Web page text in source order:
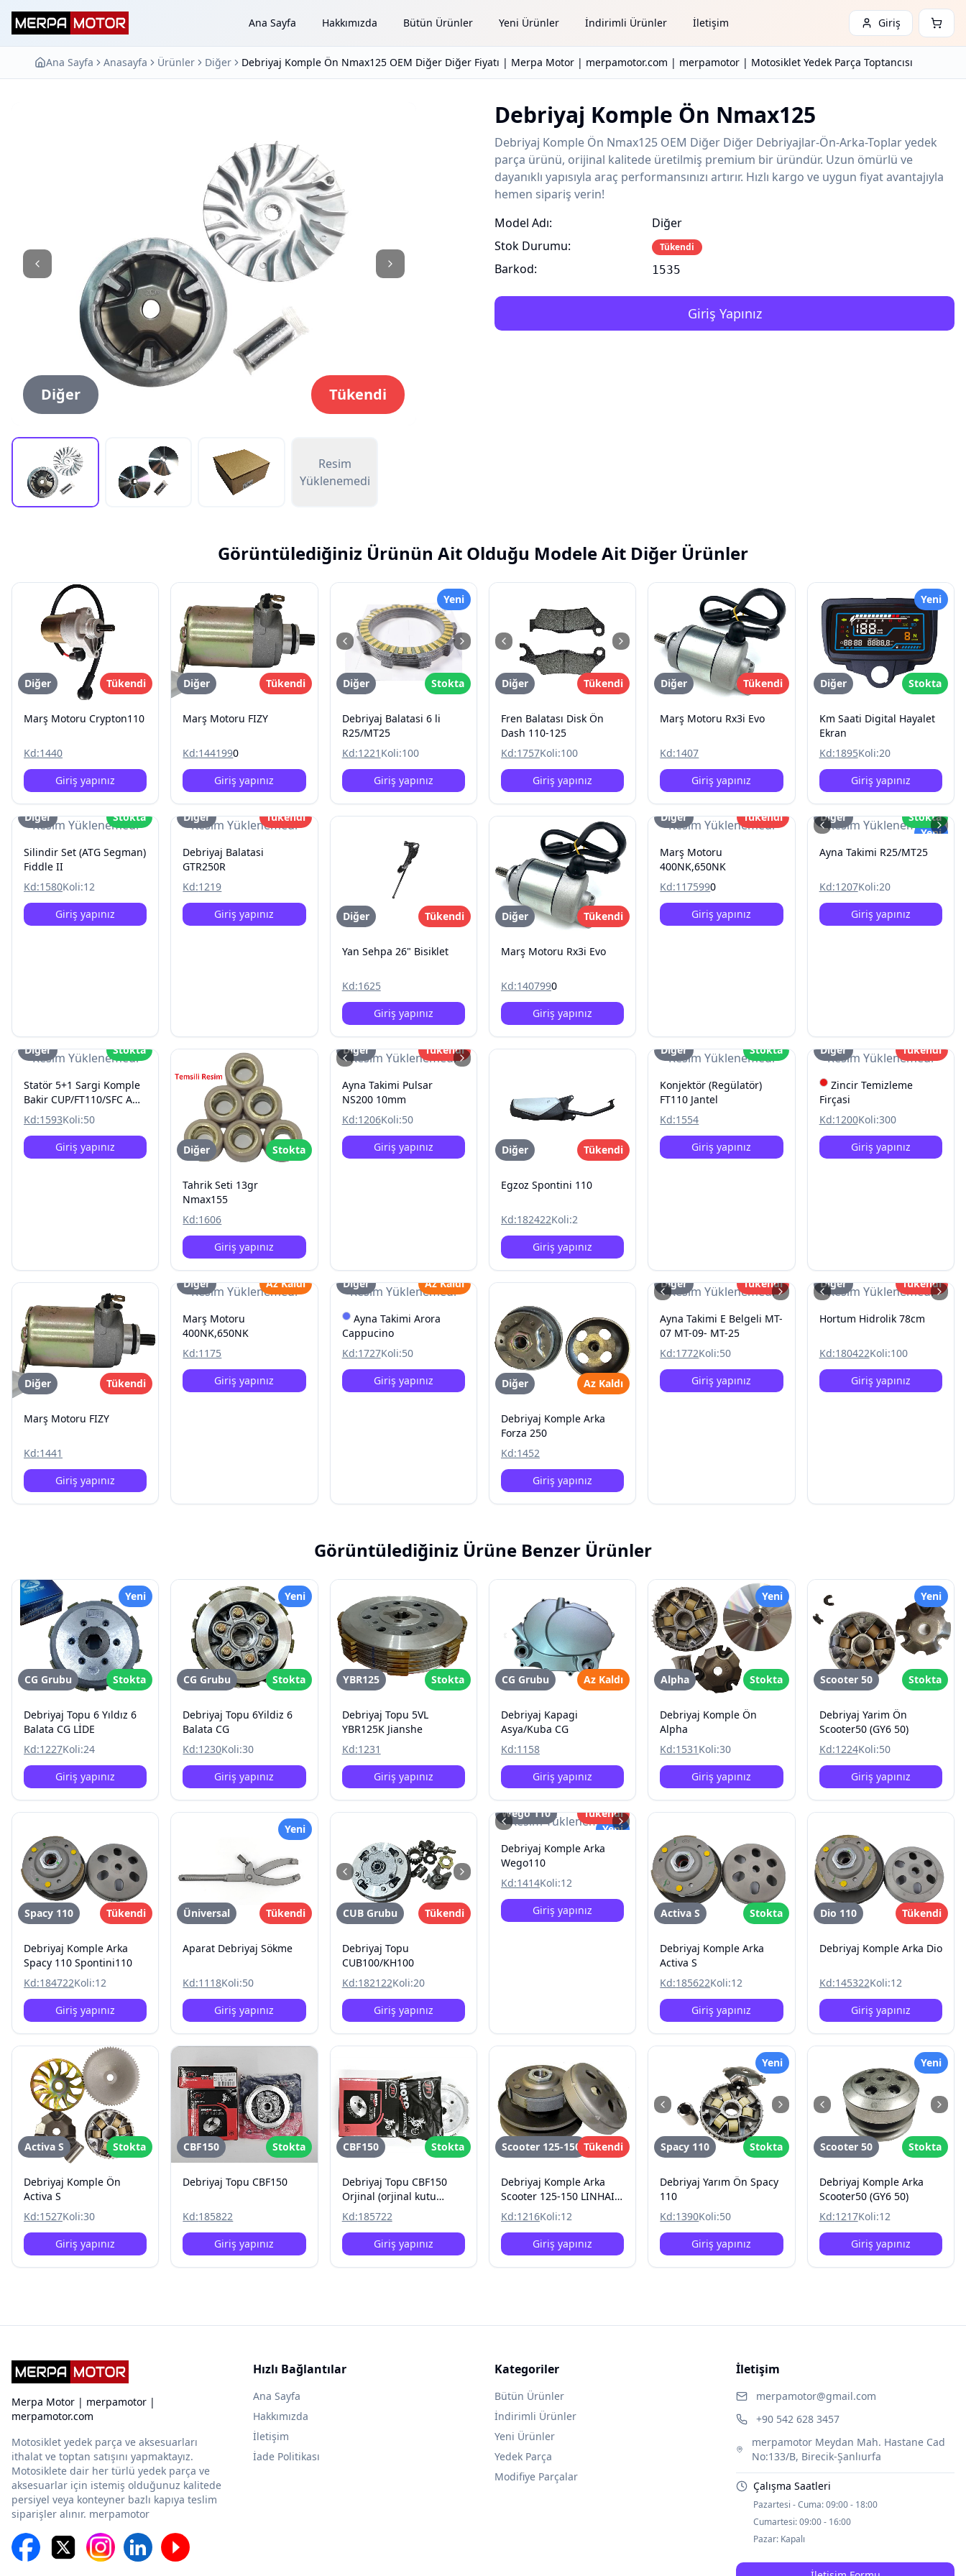
Ana Sayfa Hakkımızda Bütün Ürünler Yeni Ürünler İndirimli Ürünler İletişim Giriş
Ana Sayfa Anasayfa Ürünler Diğer Debriyaj Komple Ön Nmax125 OEM Diğer Diğer Fiyatı | Merpa Motor | merpamotor.com | merpamotor | Motosiklet Yedek Parça Toptancısı
Diğer Tükendi
Resim
Yüklenemedi
Debriyaj Komple Ön Nmax125
Debriyaj Komple Ön Nmax125 OEM Diğer Diğer Debriyajlar-Ön-Arka-Toplar yedek
parça ürünü, orijinal kalitede üretilmiş premium bir üründür. Uzun ömürlü ve
dayanıklı yapısıyla araç performansınızı artırır. Hızlı kargo ve uygun fiyat avantajıyla
hemen sipariş verin!
Model Adı:
Stok Durumu:
Barkod:
Diğer
Tükendi
1535
Giriş Yapınız
Görüntülediğiniz Ürünün Ait Olduğu Modele Ait Diğer Ürünler
Diğer Tükendi
Marş Motoru Crypton110
Kd:1440
Giriş yapınız
Diğer Tükendi
Marş Motoru FIZY
Kd:1441990
Giriş yapınız
Yeni
Diğer Stokta
Debriyaj Balatasi 6 li
R25/MT25
Kd:1221 Koli:100
Giriş yapınız
Diğer Tükendi
Fren Balatası Disk Ön
Dash 110-125
Kd:1757Koli:100
Giriş yapınız
Diğer Tükendi
Marş Motoru Rx3i Evo
Kd:1407
Giriş yapınız
Yeni
Diğer Stokta
Km Saati Digital Hayalet
Ekran
Kd:1895Koli:20
Giriş yapınız
Resim Yüklenemedi
Diğer Stokta
Silindir Set (ATG Segman)
Fiddle II
Kd:1580Koli:12
Giriş yapınız
Resim Yüklenemedi
Diğer Tükendi
Debriyaj Balatasi
GTR250R
Kd:1219
Giriş yapınız
Diğer Tükendi
Yan Sehpa 26" Bisiklet
Kd:1625
Giriş yapınız
Diğer Tükendi
Marş Motoru Rx3i Evo
Kd:1407990
Giriş yapınız
Resim Yüklenemedi
Diğer Tükendi
Marş Motoru
400NK,650NK
Kd:1175990
Giriş yapınız
Resim Yüklenemedi
Yeni
Diğer Stokta
Ayna Takimi R25/MT25
Kd:1207Koli:20
Giriş yapınız
Resim Yüklenemedi
Diğer Stokta
Statör 5+1 Sargi Komple
Bakir CUP/FT110/SFC A
Kalite
Kd:1593Koli:50
Giriş yapınız
Diğer Stokta
Tahrik Seti 13gr
Nmax155
Kd:1606
Giriş yapınız
Resim Yüklenemedi
Diğer Tükendi
Ayna Takimi Pulsar
NS200 10mm
Kd:1206Koli:50
Giriş yapınız
Diğer Tükendi
Egzoz Spontini 110
Kd:182422Koli:2
Giriş yapınız
Resim Yüklenemedi
Diğer Stokta
Konjektör (Regülatör)
FT110 Jantel
Kd:1554
Giriş yapınız
Resim Yüklenemedi
Diğer Tükendi
Zincir Temizleme
Firçasi
Kd:1200Koli:300
Giriş yapınız
Diğer Tükendi
Marş Motoru FIZY
Kd:1441
Giriş yapınız
Resim Yüklenemedi
Diğer Az Kaldı
Marş Motoru
400NK,650NK
Kd:1175
Giriş yapınız
Resim Yüklenemedi
Diğer Az Kaldı
Ayna Takimi Arora
Cappucino
Kd:1727Koli:50
Giriş yapınız
Diğer Az Kaldı
Debriyaj Komple Arka
Forza 250
Kd:1452
Giriş yapınız
Resim Yüklenemedi
Diğer Tükendi
Ayna Takimi E Belgeli MT-
07 MT-09- MT-25
Kd:1772Koli:50
Giriş yapınız
Resim Yüklenemedi
Diğer Tükendi
Hortum Hidrolik 78cm
Kd:180422Koli:100
Giriş yapınız
Görüntülediğiniz Ürüne Benzer Ürünler
Yeni
CG Grubu Stokta
Debriyaj Topu 6 Yıldız 6
Balata CG LİDE
Kd:1227Koli:24
Giriş yapınız
Yeni
CG Grubu Stokta
Debriyaj Topu 6Yildiz 6
Balata CG
Kd:1230Koli:30
Giriş yapınız
YBR125 Stokta
Debriyaj Topu 5VL
YBR125K Jianshe
Kd:1231
Giriş yapınız
CG Grubu Az Kaldı
Debriyaj Kapagi
Asya/Kuba CG
Kd:1158
Giriş yapınız
Yeni
Alpha Stokta
Debriyaj Komple Ön
Alpha
Kd:1531 Koli:30
Giriş yapınız
Yeni
Scooter 50 Stokta
Debriyaj Yarim Ön
Scooter50 (GY6 50)
Kd:1224Koli:50
Giriş yapınız
Spacy 110 Tükendi
Debriyaj Komple Arka
Spacy 110 Spontini110
Kd:184722Koli:12
Giriş yapınız
Yeni
Üniversal Tükendi
Aparat Debriyaj Sökme
Kd:1118Koli:50
Giriş yapınız
CUB Grubu Tükendi
Debriyaj Topu
CUB100/KH100
Kd:182122Koli:20
Giriş yapınız
Resim Yüklenemedi
Yeni
Wego 110 Tükendi
Debriyaj Komple Arka
Wego110
Kd:1414Koli:12
Giriş yapınız
Activa S Stokta
Debriyaj Komple Arka
Activa S
Kd:185622Koli:12
Giriş yapınız
Dio 110 Tükendi
Debriyaj Komple Arka Dio
Kd:145322Koli:12
Giriş yapınız
Activa S Stokta
Debriyaj Komple Ön
Activa S
Kd:1527Koli:30
Giriş yapınız
CBF150 Stokta
Debriyaj Topu CBF150
Kd:185822
Giriş yapınız
CBF150 Stokta
Debriyaj Topu CBF150
Orjinal (orjinal kutu
değil)
Kd:185722
Giriş yapınız
Scooter 125-150 Tükendi
Debriyaj Komple Arka
Scooter 125-150 LINHAI
200 ATV
Kd:1216Koli:12
Giriş yapınız
Yeni
Spacy 110 Stokta
Debriyaj Yarım Ön Spacy
110
Kd:1390Koli:50
Giriş yapınız
Yeni
Scooter 50 Stokta
Debriyaj Komple Arka
Scooter50 (GY6 50)
Kd:1217Koli:12
Giriş yapınız
Merpa Motor | merpamotor |
merpamotor.com
Motosiklet yedek parça ve aksesuarları
ithalat ve toptan satışını yapmaktayız.
Motosiklete dair her türlü yedek parça ve
aksesuarlar için istemiş olduğunuz kalitede
persiyel veya konteyner bazlı kapıya teslim
siparişler alınır. merpamotor
Hızlı Bağlantılar
Ana Sayfa
Hakkımızda
İletişim
İade Politikası
Kategoriler
Bütün Ürünler
İndirimli Ürünler
Yeni Ürünler
Yedek Parça
Modifiye Parçalar
İletişim
merpamotor@gmail.com
+90 542 628 3457
merpamotor Meydan Mah. Hastane Cad
No:133/B, Birecik-Şanlıurfa
Çalışma Saatleri
Pazartesi - Cuma:09:00 - 18:00
Cumartesi:09:00 - 16:00
Pazar: Kapalı